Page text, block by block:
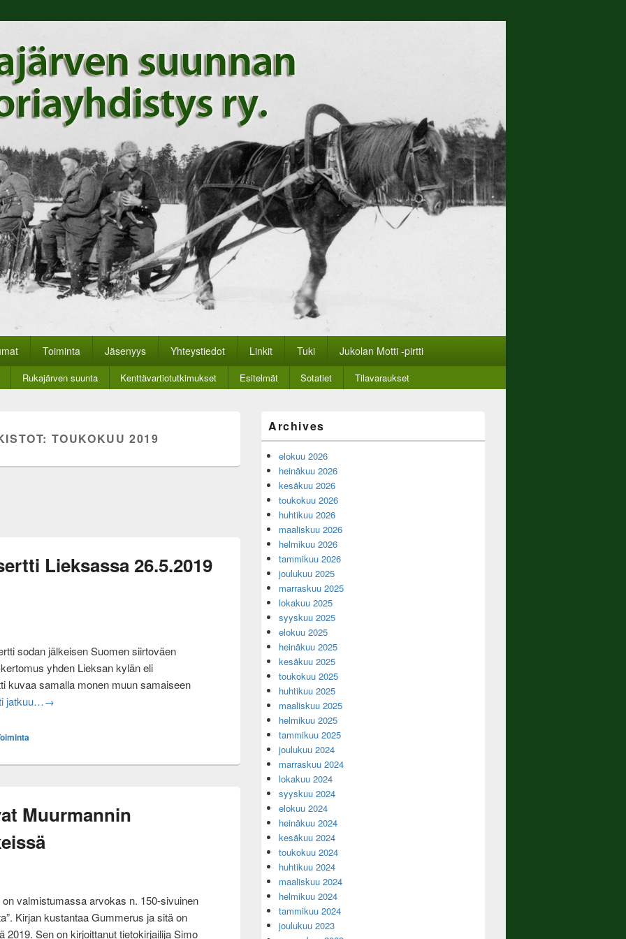
historiayhdistys
Toiminta Jäsenyys Yhteystiedot Linkit Tuki Jukolan Motti -pirtti
Rukajärven suunta Kenttävartiotutkimukset Esitelmät Sotatiet Tilavaraukset
TOUKOKUU 2019
Lieksassa 26.5.2019
sodan jälkeisen Suomen siirtoväen
yhden Lieksan kylän eli
kuvaa samalla monen muun samaiseen
jatkuu…Evakon laulu konsertti Lieksassa 26.5.2019 klo 13.00
→
Muurmannin
valmistumassa arvokas n. 150-sivuinen
Kirjan kustantaa Gummerus ja sitä on
Sen on kirjoittanut tietokirjailija Simo
Sidebar
Area
Archives
elokuu 2026
heinäkuu 2026
kesäkuu 2026
toukokuu 2026
huhtikuu 2026
maaliskuu 2026
helmikuu 2026
tammikuu 2026
joulukuu 2025
marraskuu 2025
lokakuu 2025
syyskuu 2025
elokuu 2025
heinäkuu 2025
kesäkuu 2025
toukokuu 2025
huhtikuu 2025
maaliskuu 2025
helmikuu 2025
tammikuu 2025
joulukuu 2024
marraskuu 2024
lokakuu 2024
syyskuu 2024
elokuu 2024
heinäkuu 2024
kesäkuu 2024
toukokuu 2024
huhtikuu 2024
maaliskuu 2024
helmikuu 2024
tammikuu 2024
joulukuu 2023